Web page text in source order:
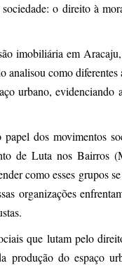
o direito à
imobiliária em
como diferentes
urbano, evidenciando
dos movimentos
de Luta nos Bairros
como esses grupos
organizações
que lutam pelo
produção do espaço